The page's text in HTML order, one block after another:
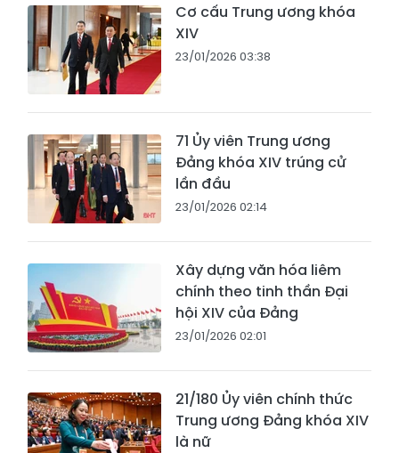
Cơ cấu Trung ương khóa
XIV
23/01/2026 03:38
71 Ủy viên Trung ương
Đảng khóa XIV trúng cử
lần đầu
23/01/2026 02:14
Xây dựng văn hóa liêm
chính theo tinh thần Đại
hội XIV của Đảng
23/01/2026 02:01
21/180 Ủy viên chính thức
Trung ương Đảng khóa XIV
là nữ